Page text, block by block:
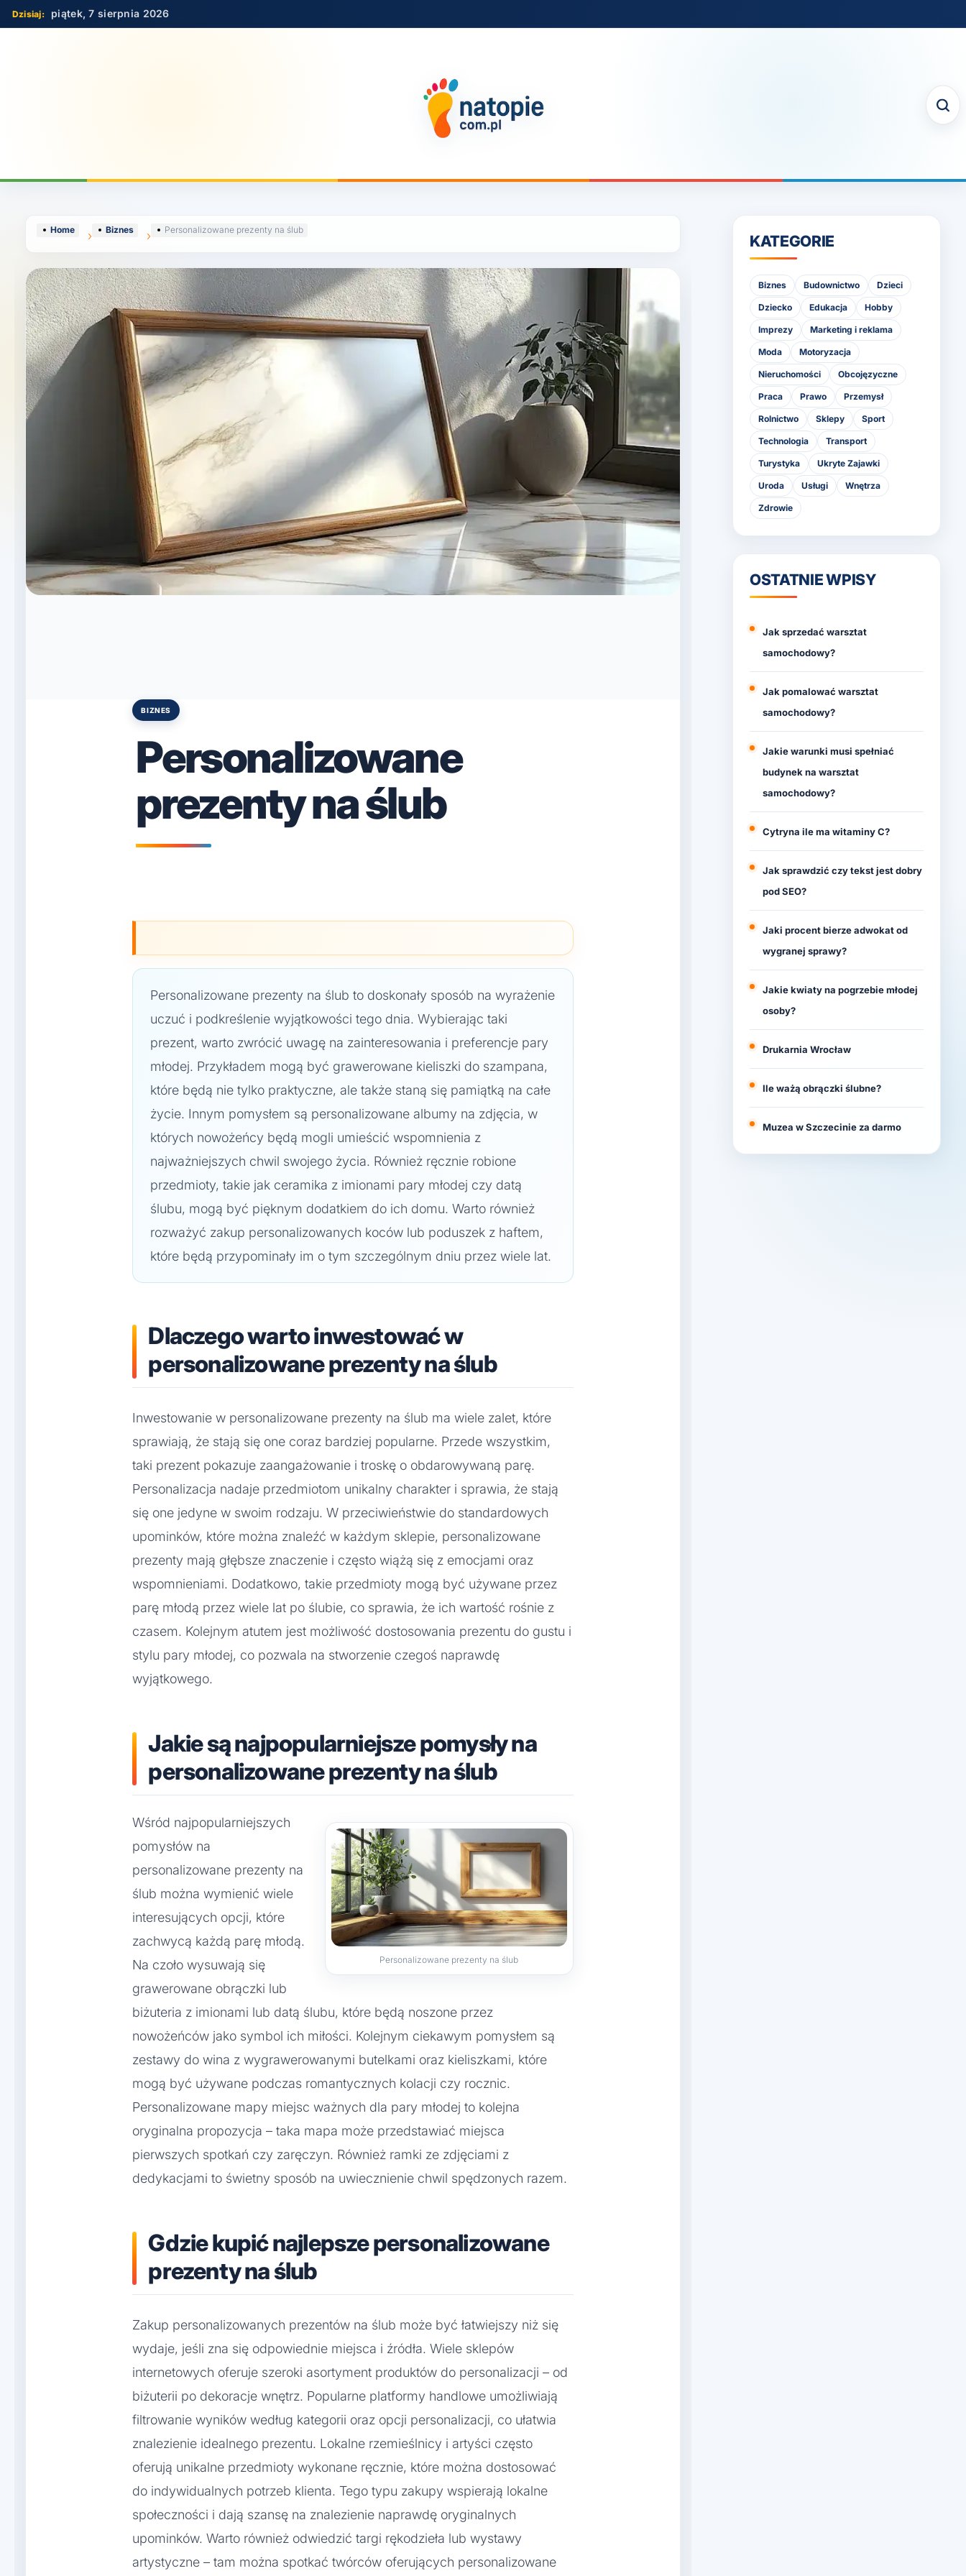
Skip
to
piątek, 7 sierpnia 2026
Home Biznes Personalizowane prezenty na ślub
Posted
BIZNES
Personalizowane
prezenty na ślub
Personalizowane prezenty na ślub to doskonały sposób na wyrażenie
uczuć i podkreślenie wyjątkowości tego dnia. Wybierając taki
prezent, warto zwrócić uwagę na zainteresowania i preferencje pary
młodej. Przykładem mogą być grawerowane kieliszki do szampana,
które będą nie tylko praktyczne, ale także staną się pamiątką na całe
życie. Innym pomysłem są personalizowane albumy na zdjęcia, w
których nowożeńcy będą mogli umieścić wspomnienia z
najważniejszych chwil swojego życia. Również ręcznie robione
przedmioty, takie jak ceramika z imionami pary młodej czy datą
ślubu, mogą być pięknym dodatkiem do ich domu. Warto również
rozważyć zakup personalizowanych koców lub poduszek z haftem,
które będą przypominały im o tym szczególnym dniu przez wiele lat.
Dlaczego warto inwestować w
personalizowane prezenty na ślub
Inwestowanie w personalizowane prezenty na ślub ma wiele zalet, które
sprawiają, że stają się one coraz bardziej popularne. Przede wszystkim,
taki prezent pokazuje zaangażowanie i troskę o obdarowywaną parę.
Personalizacja nadaje przedmiotom unikalny charakter i sprawia, że stają
się one jedyne w swoim rodzaju. W przeciwieństwie do standardowych
upominków, które można znaleźć w każdym sklepie, personalizowane
prezenty mają głębsze znaczenie i często wiążą się z emocjami oraz
wspomnieniami. Dodatkowo, takie przedmioty mogą być używane przez
parę młodą przez wiele lat po ślubie, co sprawia, że ich wartość rośnie z
czasem. Kolejnym atutem jest możliwość dostosowania prezentu do gustu i
stylu pary młodej, co pozwala na stworzenie czegoś naprawdę
wyjątkowego.
Jakie są najpopularniejsze pomysły na
personalizowane prezenty na ślub
Personalizowane prezenty na ślub
Wśród najpopularniejszych
pomysłów na
personalizowane prezenty na
ślub można wymienić wiele
interesujących opcji, które
zachwycą każdą parę młodą.
Na czoło wysuwają się
grawerowane obrączki lub
biżuteria z imionami lub datą ślubu, które będą noszone przez
nowożeńców jako symbol ich miłości. Kolejnym ciekawym pomysłem są
zestawy do wina z wygrawerowanymi butelkami oraz kieliszkami, które
mogą być używane podczas romantycznych kolacji czy rocznic.
Personalizowane mapy miejsc ważnych dla pary młodej to kolejna
oryginalna propozycja – taka mapa może przedstawiać miejsca
pierwszych spotkań czy zaręczyn. Również ramki ze zdjęciami z
dedykacjami to świetny sposób na uwiecznienie chwil spędzonych razem.
Gdzie kupić najlepsze personalizowane
prezenty na ślub
Zakup personalizowanych prezentów na ślub może być łatwiejszy niż się
wydaje, jeśli zna się odpowiednie miejsca i źródła. Wiele sklepów
internetowych oferuje szeroki asortyment produktów do personalizacji – od
biżuterii po dekoracje wnętrz. Popularne platformy handlowe umożliwiają
filtrowanie wyników według kategorii oraz opcji personalizacji, co ułatwia
znalezienie idealnego prezentu. Lokalne rzemieślnicy i artyści często
oferują unikalne przedmioty wykonane ręcznie, które można dostosować
do indywidualnych potrzeb klienta. Tego typu zakupy wspierają lokalne
społeczności i dają szansę na znalezienie naprawdę oryginalnych
upominków. Warto również odwiedzić targi rękodzieła lub wystawy
artystyczne – tam można spotkać twórców oferujących personalizowane
KATEGORIE
Biznes Budownictwo Dzieci
Dziecko Edukacja Hobby
Imprezy Marketing i reklama
Moda Motoryzacja
Nieruchomości Obcojęzyczne
Praca Prawo Przemysł
Rolnictwo Sklepy Sport
Technologia Transport
Turystyka Ukryte Zajawki
Uroda Usługi Wnętrza
Zdrowie
OSTATNIE WPISY
Jak sprzedać warsztat
samochodowy?
Jak pomalować warsztat
samochodowy?
Jakie warunki musi spełniać
budynek na warsztat
samochodowy?
Cytryna ile ma witaminy C?
Jak sprawdzić czy tekst jest dobry
pod SEO?
Jaki procent bierze adwokat od
wygranej sprawy?
Jakie kwiaty na pogrzebie młodej
osoby?
Drukarnia Wrocław
Ile ważą obrączki ślubne?
Muzea w Szczecinie za darmo